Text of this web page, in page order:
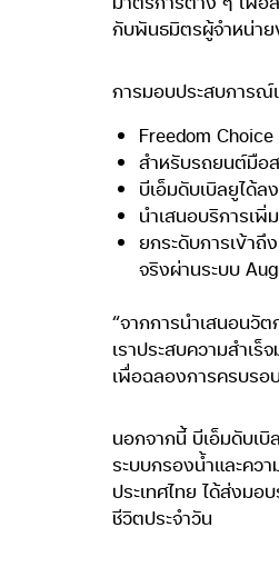
กับพันธมิตรผู้จำหน่าย
การมอบประสบการณ์
Freedom
สำหรับรถยนต์มือ
บีเอ็มดับเบิลยูได้
นำเสนอบริการเ
ยกระดับการเข้า
จริงผ่านระบบ
“จากการนำเสนอนวั
เราประสบความสำเ
เพื่อฉลองการครบรอ
นอกจากนี้ บีเอ็มดับเ
ระบบกรองน้ำและคว
ประเทศไทย ได้ส่งมอ
ชีวิตประจำวัน